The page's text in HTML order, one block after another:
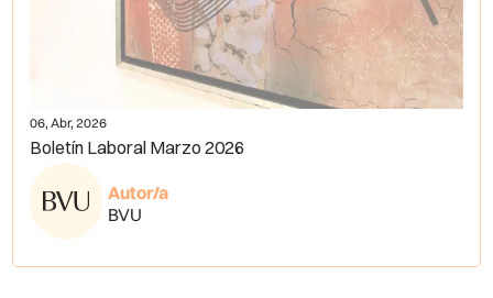
06, Abr, 2026
Boletín Laboral Marzo 2026
Autor/a
BVU